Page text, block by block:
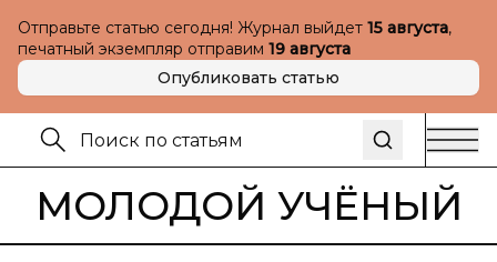
Отправьте статью сегодня! Журнал выйдет 15 августа,
печатный экземпляр отправим 19 августа
Опубликовать статью
МОЛОДОЙ УЧЁНЫЙ